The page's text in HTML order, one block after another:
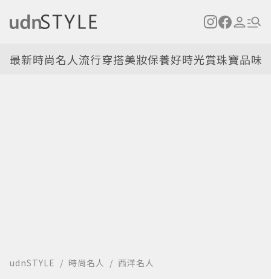
最新時尚名人流行穿搭美妝保養好時光賞珠寶品味
udnSTYLE 時尚名人 西洋名人